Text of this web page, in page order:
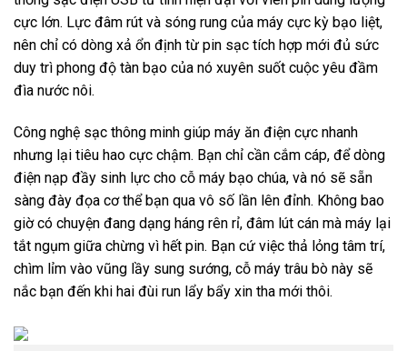
cực lớn. Lực đâm rút và sóng rung của máy cực kỳ bạo liệt,
nên chỉ có dòng xả ổn định từ pin sạc tích hợp mới đủ sức
duy trì phong độ tàn bạo của nó xuyên suốt cuộc yêu đầm
đìa nước nôi.
Công nghệ sạc thông minh giúp máy ăn điện cực nhanh
nhưng lại tiêu hao cực chậm. Bạn chỉ cần cắm cáp, để dòng
điện nạp đầy sinh lực cho cỗ máy bạo chúa, và nó sẽ sẵn
sàng đày đọa cơ thể bạn qua vô số lần lên đỉnh. Không bao
giờ có chuyện đang dạng háng rên rỉ, đâm lút cán mà máy lại
tắt ngụm giữa chừng vì hết pin. Bạn cứ việc thả lỏng tâm trí,
chìm lỉm vào vũng lầy sung sướng, cỗ máy trâu bò này sẽ
nắc bạn đến khi hai đùi run lẩy bẩy xin tha mới thôi.